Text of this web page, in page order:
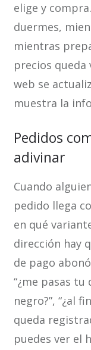
elige y
duermes,
mientras
precios queda
web se
muestra la
Pedidos
adivinar
Cuando
pedido llega
en qué
dirección hay
de pago
“¿me pasas tu
negro?”, “¿al
queda
puedes ver el